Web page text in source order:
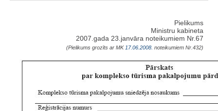
Pielikums
Ministru kabineta
2007.gada 23.janvāra noteikumiem Nr.67
(Pielikums grozīts ar MK 17.06.2008. noteikumiem Nr.432)